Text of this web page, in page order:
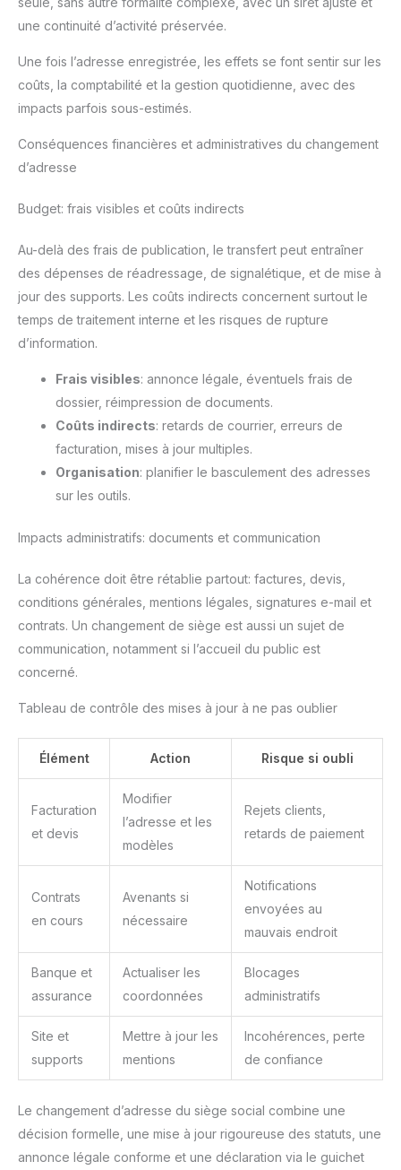
une continuité d’activité préservée.
Une fois l’adresse enregistrée, les effets se font sentir sur les
coûts, la comptabilité et la gestion quotidienne, avec des
impacts parfois sous-estimés.
Conséquences financières et administratives du changement
d’adresse
Budget: frais visibles et coûts indirects
Au-delà des frais de publication, le transfert peut entraîner
des dépenses de réadressage, de signalétique, et de mise à
jour des supports. Les coûts indirects concernent surtout le
temps de traitement interne et les risques de rupture
d’information.
Frais visibles: annonce légale, éventuels frais de
dossier, réimpression de documents.
Coûts indirects: retards de courrier, erreurs de
facturation, mises à jour multiples.
Organisation: planifier le basculement des adresses
sur les outils.
Impacts administratifs: documents et communication
La cohérence doit être rétablie partout: factures, devis,
conditions générales, mentions légales, signatures e-mail et
contrats. Un changement de siège est aussi un sujet de
communication, notamment si l’accueil du public est
concerné.
Tableau de contrôle des mises à jour à ne pas oublier
Élément Action Risque si oubli
Facturation
et devis
Modifier
l’adresse et les
modèles
Rejets clients,
retards de paiement
Contrats
en cours
Avenants si
nécessaire
Notifications
envoyées au
mauvais endroit
Banque et
assurance
Actualiser les
coordonnées
Blocages
administratifs
Site et
supports
Mettre à jour les
mentions
Incohérences, perte
de confiance
Le changement d’adresse du siège social combine une
décision formelle, une mise à jour rigoureuse des statuts, une
annonce légale conforme et une déclaration via le guichet